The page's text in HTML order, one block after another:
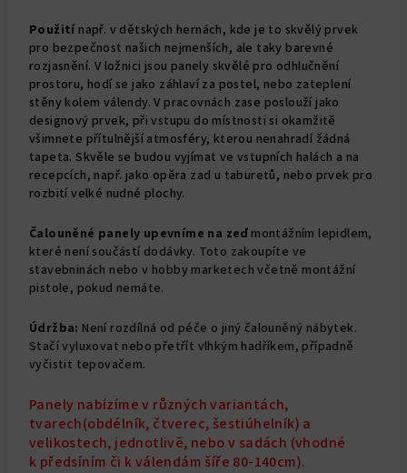
Použitínapř. v dětských hernách, kde je to skvělý prvek
pro bezpečnost našich nejmenších, ale taky barevné
rozjasnění. V ložnici jsou panely skvělé pro odhlučnění
prostoru, hodí se jako záhlaví za postel, nebo zateplení
stěny kolem válendy. V pracovnách zase poslouží jako
designový prvek, při vstupu do místnosti si okamžitě
všimnete přítulnější atmosféry, kterou nenahradí žádná
tapeta. Skvěle se budou vyjímat ve vstupních halách a na
recepcích, např. jako opěra zad u taburetů, nebo prvek pro
rozbití velké nudné plochy.
Čalouněné panely upevníme na zeďmontážním lepidlem,
které není součástí dodávky. Toto zakoupíte ve
stavebninách nebo v hobby marketech včetně montážní
pistole, pokud nemáte.
Údržba: Není rozdílná od péče o jiný čalouněný nábytek.
Stačí vyluxovat nebo přetřít vlhkým hadříkem, případně
vyčistit tepovačem.
Panely nabízíme v různých variantách,
tvarech(obdélník, čtverec, šestiúhelník) a
velikostech, jednotlivě, nebo v sadách (vhodné
k předsíním či kválendám šíře 80-140cm).